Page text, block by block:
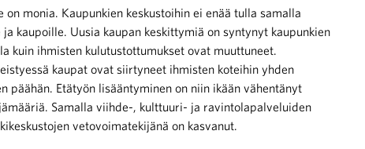
on monia. Kaupunkien keskustoihin ei enää tulla samalla
kaupoille. Uusia kaupan keskittymiä on syntynyt kaupunkien
kuin ihmisten kulutustottumukset ovat muuttuneet.
kaupat ovat siirtyneet ihmisten koteihin yhden
päähän. Etätyön lisääntyminen on niin ikään vähentänyt
Samalla viihde-, kulttuuri- ja ravintolapalveluiden
vetovoimatekijänä on kasvanut.